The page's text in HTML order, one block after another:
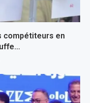
compétiteurs en